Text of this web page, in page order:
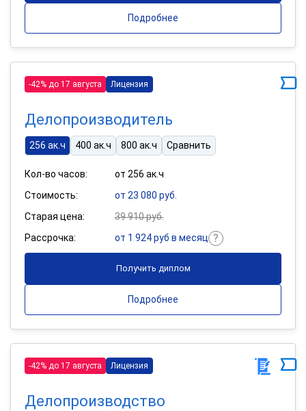
Подробнее
-42% до 17 августа Лицензия
Делопроизводитель
256 ак.ч 400 ак.ч 800 ак.ч Сравнить
Кол-во часов:
от 256 ак.ч
Стоимость:
от 23 080 руб.
Старая цена:
39 910 руб.
Рассрочка:
от 1 924 руб в месяц
Получить диплом
Подробнее
-42% до 17 августа Лицензия
Делопроизводство